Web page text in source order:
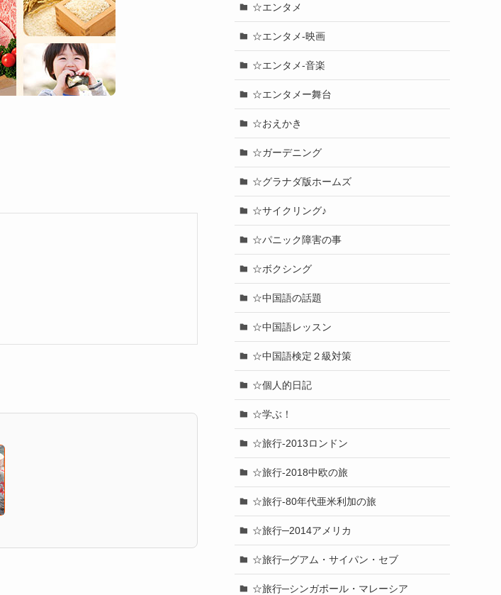
☆エンタメ
☆エンタメ-映画
☆エンタメ-音楽
☆エンタメー舞台
☆おえかき
☆ガーデニング
☆グラナダ版ホームズ
☆サイクリング♪
☆パニック障害の事
☆ボクシング
☆中国語の話題
☆中国語レッスン
☆中国語検定２級対策
☆個人的日記
☆学ぶ！
☆旅行-2013ロンドン
☆旅行-2018中欧の旅
☆旅行-80年代亜米利加の旅
☆旅行─2014アメリカ
☆旅行─グアム・サイパン・セブ
☆旅行─シンガポール・マレーシア